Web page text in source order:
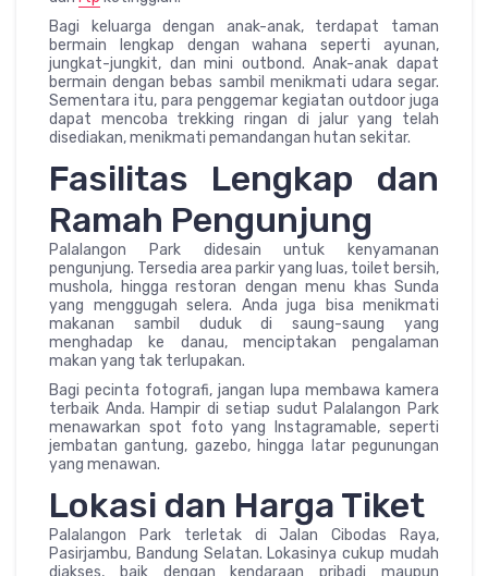
Bagi keluarga dengan anak-anak, terdapat taman
bermain lengkap dengan wahana seperti ayunan,
jungkat-jungkit, dan mini outbond. Anak-anak dapat
bermain dengan bebas sambil menikmati udara segar.
Sementara itu, para penggemar kegiatan outdoor juga
dapat mencoba trekking ringan di jalur yang telah
disediakan, menikmati pemandangan hutan sekitar.
Fasilitas Lengkap dan
Ramah Pengunjung
Palalangon Park didesain untuk kenyamanan
pengunjung. Tersedia area parkir yang luas, toilet bersih,
mushola, hingga restoran dengan menu khas Sunda
yang menggugah selera. Anda juga bisa menikmati
makanan sambil duduk di saung-saung yang
menghadap ke danau, menciptakan pengalaman
makan yang tak terlupakan.
Bagi pecinta fotografi, jangan lupa membawa kamera
terbaik Anda. Hampir di setiap sudut Palalangon Park
menawarkan spot foto yang Instagramable, seperti
jembatan gantung, gazebo, hingga latar pegunungan
yang menawan.
Lokasi dan Harga Tiket
Palalangon Park terletak di Jalan Cibodas Raya,
Pasirjambu, Bandung Selatan. Lokasinya cukup mudah